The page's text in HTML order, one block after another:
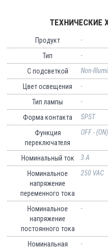
ТЕХНИЧЕСКИЕ
Продукт
-
Тип
-
С подсветкой
Non-
Цвет освещения
-
Тип лампы
-
Форма контакта
SPST
Функция
переключателя
OFF - (ON)
Номинальный ток
3 A
Номинальное
напряжение
переменного тока
250 VAC
Номинальное
напряжение
постоянного тока
-
Номинальная
-